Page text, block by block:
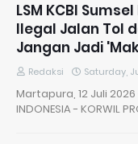
LSM KCBI
Ilegal Jalan Tol
Jangan Jadi
Redaksi Saturday,
Martapura, 12 Juli 2026
INDONESIA - KORWIL